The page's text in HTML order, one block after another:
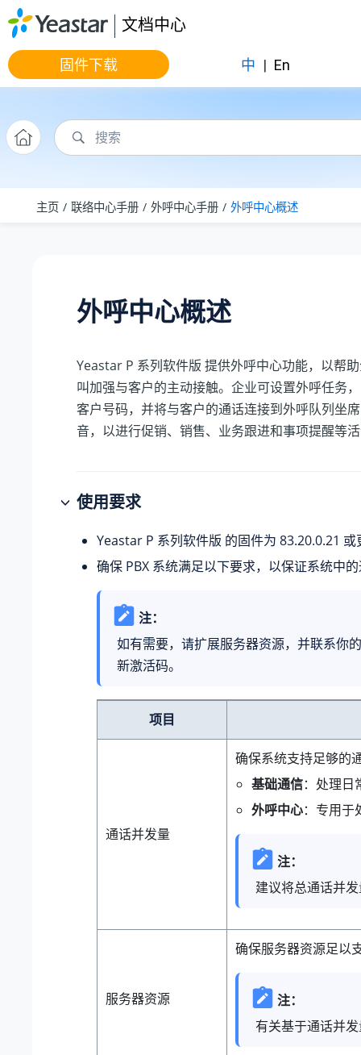
跳转到主要内容
文档中心
固件下载 中 | En
主页 联络中心手册 外呼中心手册 外呼中心概述
外呼中心概述
Yeastar P 系列软件版 提供外呼中心功能，以帮
叫加强与客户的主动接触。企业可设置外呼任务
客户号码，并将与客户的通话连接到外呼队列坐
音，以进行促销、销售、业务跟进和事项提醒等
使用要求
Yeastar P 系列软件版 的固件为 83.20.0.21
确保 PBX 系统满足以下要求，以保证系统中
注：
如有需要，请扩展服务器资源，并联系你
新激活码。
项目
通话并发量
确保系统支持足够的
基础通信：处理日
外呼中心：专用于
注：
建议将总通话并
服务器资源
确保服务器资源足以
注：
有关基于通话并